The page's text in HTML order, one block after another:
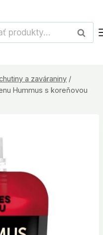
a zaváraniny /
Hummus s koreňovou